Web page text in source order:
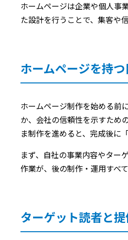
ホームページは企業や個人事
た設計を行うことで、集客や
ホームページを持
ホームページ制作を始める前に
か、会社の信頼性を示すため
ま制作を進めると、完成後に
まず、自社の事業内容やター
作業が、後の制作・運用すべ
ターゲット読者と